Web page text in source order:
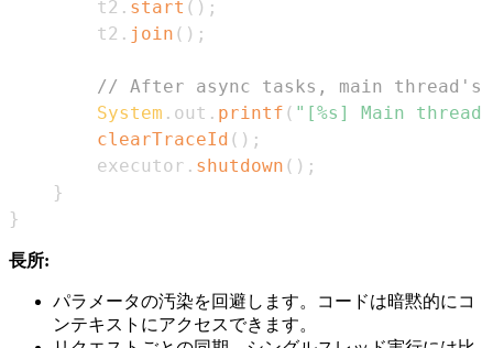
        t2
. start ( ) ;
        t2
. join ( ) ;
// After async tasks, main
System . out . printf ( "[%s] Main
clearTraceId ( ) ;
        executor
. shutdown ( ) ;
}
}
長所:
パラメータの汚染を回避します。コードは暗黙的にコ
ンテキストにアクセスできます。